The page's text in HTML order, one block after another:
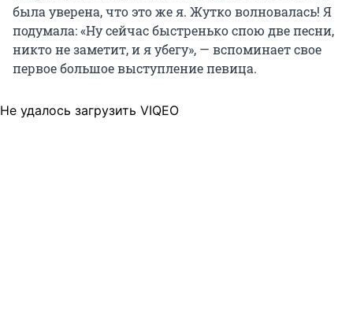
была уверена, что это же я. Жутко волновалась! Я
подумала: «Ну сейчас быстренько спою две песни,
никто не заметит, и я убегу», — вспоминает свое
первое большое выступление певица.
Не удалось загрузить VIQEO